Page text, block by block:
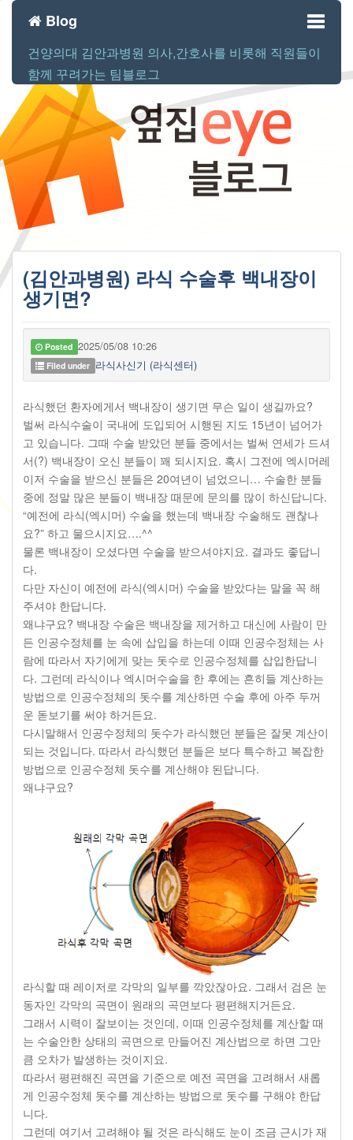
Toggle
Blog
건양의대 김안과병원 의사,간호사를 비롯해 직원들이
함께 꾸려가는 팀블로그
(김안과병원) 라식 수술후 백내장이
생기면?
Posted 2025/05/08 10:26
Filed under 라식사신기 (라식센터)
라식했던 환자에게서 백내장이 생기면 무슨 일이 생길까요?
벌써 라식수술이 국내에 도입되어 시행된 지도 15년이 넘어가
고 있습니다. 그때 수술 받았던 분들 중에서는 벌써 연세가 드셔
서(?) 백내장이 오신 분들이 꽤 되시지요. 혹시 그전에 엑시머레
이저 수술을 받으신 분들은 20여년이 넘었으니… 수술한 분들
중에 정말 많은 분들이 백내장 때문에 문의를 많이 하신답니다.
“예전에 라식(엑시머) 수술을 했는데 백내장 수술해도 괜찮나
요?” 하고 물으시지요….^^
물론 백내장이 오셨다면 수술을 받으셔야지요. 결과도 좋답니
다.
다만 자신이 예전에 라식(엑시머) 수술을 받았다는 말을 꼭 해
주셔야 한답니다.
왜냐구요? 백내장 수술은 백내장을 제거하고 대신에 사람이 만
든 인공수정체를 눈 속에 삽입을 하는데 이때 인공수정체는 사
람에 따라서 자기에게 맞는 돗수로 인공수정체를 삽입한답니
다. 그런데 라식이나 엑시머수술을 한 후에는 흔히들 계산하는
방법으로 인공수정체의 돗수를 계산하면 수술 후에 아주 두꺼
운 돋보기를 써야 하거든요.
다시말해서 인공수정체의 돗수가 라식했던 분들은 잘못 계산이
되는 것입니다. 따라서 라식했던 분들은 보다 특수하고 복잡한
방법으로 인공수정체 돗수를 계산해야 된답니다.
왜냐구요?
라식할 때 레이저로 각막의 일부를 깍았잖아요. 그래서 검은 눈
동자인 각막의 곡면이 원래의 곡면보다 평편해지거든요.
그래서 시력이 잘보이는 것인데, 이때 인공수정체를 계산할 때
는 수술안한 상태의 곡면으로 만들어진 계산법으로 하면 그만
큼 오차가 발생하는 것이지요.
따라서 평편해진 곡면을 기준으로 예전 곡면을 고려해서 새롭
게 인공수정체 돗수를 계산하는 방법으로 돗수를 구해야 한답
니다.
그런데 여기서 고려해야 될 것은 라식해도 눈이 조금 근시가 재